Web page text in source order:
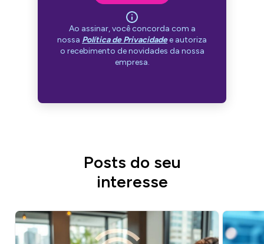
Ao assinar, você concorda com a
nossa Política de Privacidadee autoriza
o recebimento de novidades da nossa
empresa.
Posts do seu
interesse